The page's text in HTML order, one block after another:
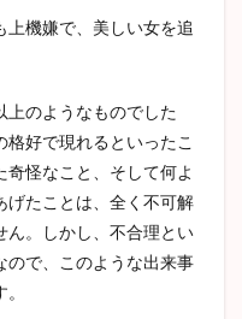
機嫌で、美しい女を追
のようなものでした
好で現れるといったこ
怪なこと、そして何よ
げたことは、全く不可解
ん。しかし、不合理とい
ので、このような出来事